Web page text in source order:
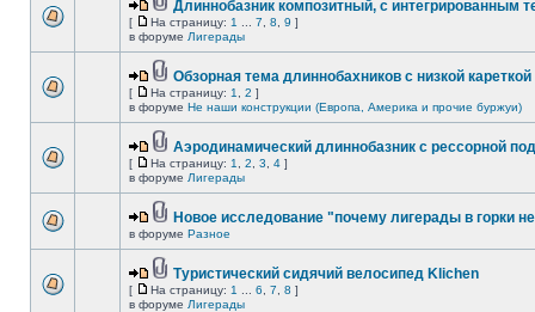
Длиннобазник композитный, с интегрированным
[ На страницу: 1 7 8 9 ]
в форуме Лигерады
Обзорная тема длиннобахников с низкой кареткой
[ На страницу: 1 2 ]
в форуме Не наши конструкции (Европа, Америка и прочие буржуи)
Аэродинамический длиннобазник с рессорной
[ На страницу: 1 2 3 4 ]
в форуме Лигерады
Новое исследование "почему лигерады в горки
в форуме Разное
Туристический сидячий велосипед Klichen
[ На страницу: 1 6 7 8 ]
в форуме Лигерады